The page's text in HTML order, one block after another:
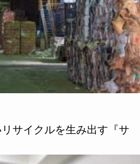
サイクルを生み出す『サ